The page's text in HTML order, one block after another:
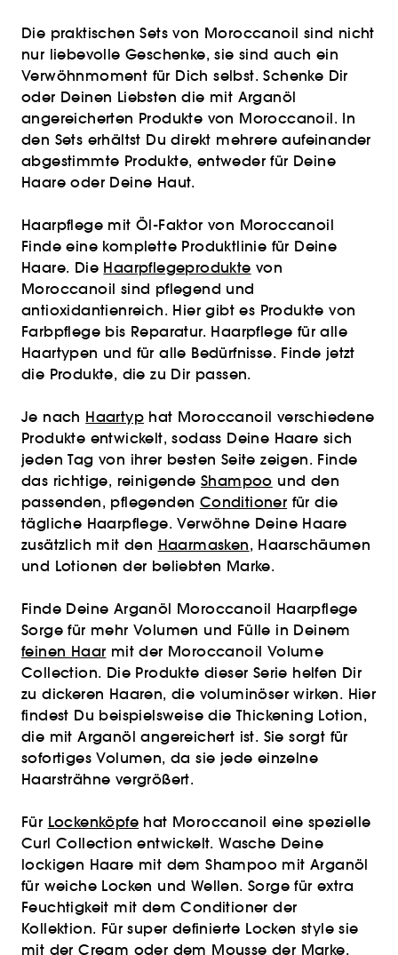
Die praktischen Sets von Moroccanoil sind nicht
nur liebevolle Geschenke, sie sind auch ein
Verwöhnmoment für Dich selbst. Schenke Dir
oder Deinen Liebsten die mit Arganöl
angereicherten Produkte von Moroccanoil. In
den Sets erhältst Du direkt mehrere aufeinander
abgestimmte Produkte, entweder für Deine
Haare oder Deine Haut.
Haarpflege mit Öl-Faktor von Moroccanoil
Finde eine komplette Produktlinie für Deine
Haare. Die Haarpflegeprodukte von
Moroccanoil sind pflegend und
antioxidantienreich. Hier gibt es Produkte von
Farbpflege bis Reparatur. Haarpflege für alle
Haartypen und für alle Bedürfnisse. Finde jetzt
die Produkte, die zu Dir passen.
Je nach Haartyp hat Moroccanoil verschiedene
Produkte entwickelt, sodass Deine Haare sich
jeden Tag von ihrer besten Seite zeigen. Finde
das richtige, reinigende Shampoo und den
passenden, pflegenden Conditioner für die
tägliche Haarpflege. Verwöhne Deine Haare
zusätzlich mit den Haarmasken, Haarschäumen
und Lotionen der beliebten Marke.
Finde Deine Arganöl Moroccanoil Haarpflege
Sorge für mehr Volumen und Fülle in Deinem
feinen Haar mit der Moroccanoil Volume
Collection. Die Produkte dieser Serie helfen Dir
zu dickeren Haaren, die voluminöser wirken. Hier
findest Du beispielsweise die Thickening Lotion,
die mit Arganöl angereichert ist. Sie sorgt für
sofortiges Volumen, da sie jede einzelne
Haarsträhne vergrößert.
Für Lockenköpfe hat Moroccanoil eine spezielle
Curl Collection entwickelt. Wasche Deine
lockigen Haare mit dem Shampoo mit Arganöl
für weiche Locken und Wellen. Sorge für extra
Feuchtigkeit mit dem Conditioner der
Kollektion. Für super definierte Locken style sie
mit der Cream oder dem Mousse der Marke.